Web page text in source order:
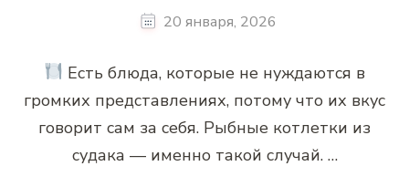
20 января, 2026
Есть блюда, которые не нуждаются в
громких представлениях, потому что их вкус
говорит сам за себя. Рыбные котлетки из
судака — именно такой случай. …